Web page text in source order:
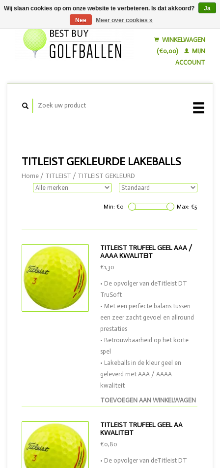
WINKELWAGEN
(€0,00)
MIJN
ACCOUNT
TITLEIST GEKLEURDE LAKEBALLS
Home / TITLEIST / TITLEIST GEKLEURD
Min: €0 Max: €5
TITLEIST TRUFEEL GEEL AAA /
AAAA KWALITEIT
TOEVOEGEN AAN WINKELWAGEN
€1,30
• De opvolger van deTitleist DT
TruSoft
• Met een perfecte balans tussen
een zeer zacht gevoel en allround
prestaties
• Betrouwbaarheid op het korte
spel
• Lakeballs in de kleur geel en
geleverd met AAA / AAAA
kwaliteit
TITLEIST TRUFEEL GEEL AA
KWALITEIT
€0,80
• De opvolger van deTitleist DT
Wij slaan cookies op om onze website te verbeteren. Is dat akkoord?
Ja
Nee
Meer over cookies »